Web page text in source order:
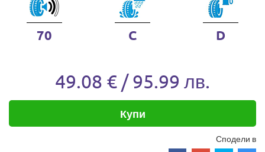
70 C D
49.08 € / 95.99 лв.
Купи
Сподели в